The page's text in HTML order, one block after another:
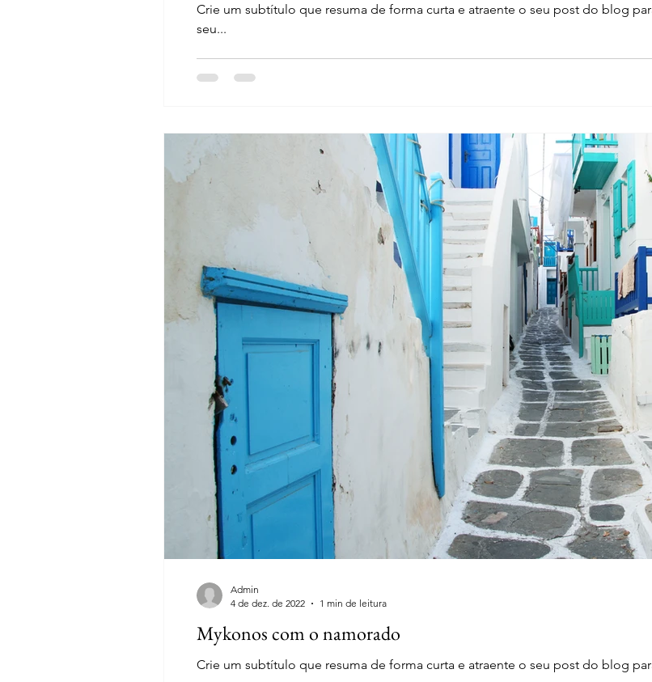
Crie um subtítulo que resuma de forma curta e atraente o seu post do blog
seu...
Mykonos com o namorado
Crie um subtítulo que resuma de forma curta e atraente o seu post do blog
Admin
4 de dez. de 2022
1 min de leitura